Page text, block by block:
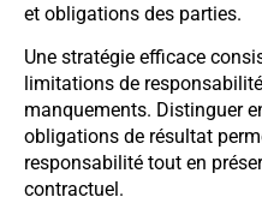
et obligations des parties.
Une stratégie efficace
limitations de
manquements. Distinguer
obligations de résultat
responsabilité tout en
contractuel.